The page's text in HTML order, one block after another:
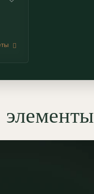
элементы